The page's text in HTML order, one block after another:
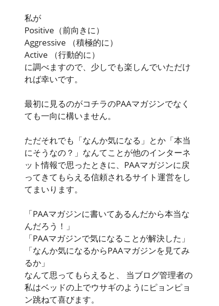
私が
Positive （前向きに）
Aggressive
（積極的に）
Active
（行動的に）
に調べますので、少しでも楽しんでいただけ
れば幸いです。
最初に見るのがコチラのPAAマガジンでなく
ても一向に構いません。
ただそれでも「なんか気になる」とか「本当
にそうなの？」なんてことが他のインターネ
ット情報で思ったときに、PAAマガジンに戻
ってきてもらえる信頼されるサイト運営をし
てまいります。
「PAAマガジンに書いてあるんだから本当な
んだろう！」
「PAAマガジンで気になることが解決した」
「なんか気になるからPAAマガジンを見てみ
るか」
なんて思ってもらえると、 当ブログ管理者の
私はベッドの上でウサギのようにピョンピョ
ン跳ねて喜びます。